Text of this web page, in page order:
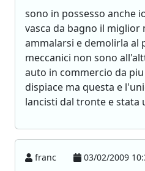
sono in possesso anche
vasca da bagno il miglior
ammalarsi e demolirla al
meccanici non sono
auto in commercio da
dispiace ma questa e
lancisti dal tronte e stata
franc 03/02/2009